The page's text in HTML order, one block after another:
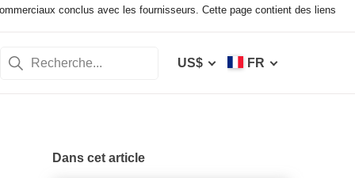
conclus avec les fournisseurs. Cette page contient des liens
US$ FR
Dans cet article